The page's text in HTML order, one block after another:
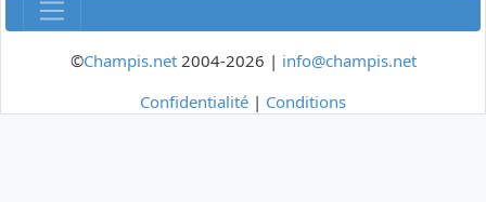
©Champis.net2004-2026 | info@champis.net
Confidentialité | Conditions